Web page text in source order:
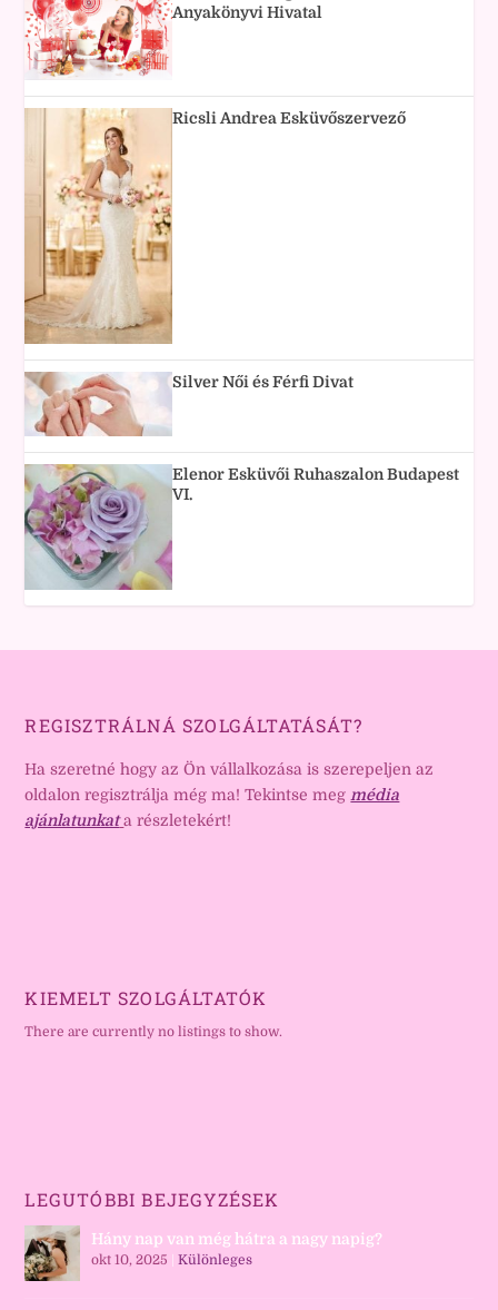
Anyakönyvi Hivatal
Ricsli Andrea Esküvőszervező
Silver Női és Férfi Divat
Elenor Esküvői Ruhaszalon Budapest
VI.
REGISZTRÁLNÁ SZOLGÁLTATÁSÁT?
Ha szeretné hogy az Ön vállalkozása is szerepeljen az
oldalon regisztrálja még ma! Tekintse megmédia
ajánlatunkat a részletekért!
KIEMELT SZOLGÁLTATÓK
There are currently no listings to show.
LEGUTÓBBI BEJEGYZÉSEK
Hány nap van még hátra a nagy napig?
okt 10, 2025 |Különleges